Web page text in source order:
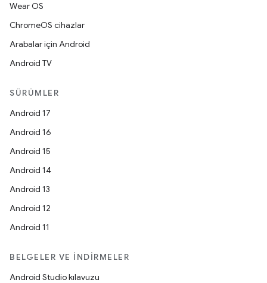
Wear OS
ChromeOS cihazlar
Arabalar için Android
Android TV
SÜRÜMLER
Android 17
Android 16
Android 15
Android 14
Android 13
Android 12
Android 11
BELGELER VE İNDIRMELER
Android Studio kılavuzu